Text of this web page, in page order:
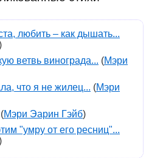
любить – как дышать...
ветвь винограда... (Мэри
что я не жилец... (Мэри
(Мэри Эарин Гэйб)
"умру от его ресниц"...